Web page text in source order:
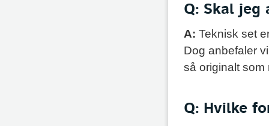
Q: Skal
A: Teknisk set
Dog anbefaler
så originalt som
Q: Hvilke